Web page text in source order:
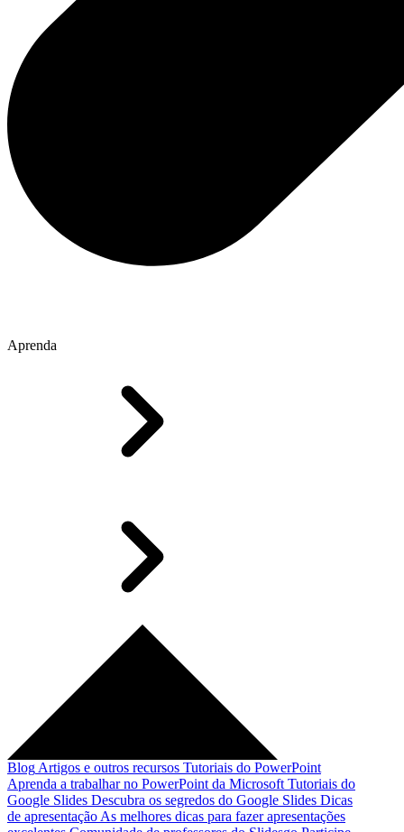
Aprenda
Blog Artigos e outros recursos Tutoriais do PowerPoint
Aprenda a trabalhar no PowerPoint da Microsoft Tutoriais do
Google Slides Descubra os segredos do Google Slides Dicas
de apresentação As melhores dicas para fazer apresentações